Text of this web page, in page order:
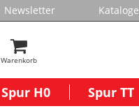
Newsletter Kataloge
Warenkorb
Spur H0 Spur TT